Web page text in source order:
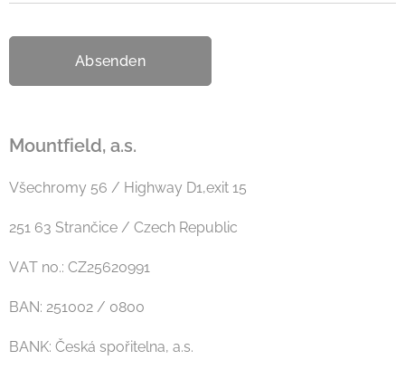
Absenden
Mountfield, a.s.
Všechromy 56 / Highway D1,exit 15
251 63 Strančice / Czech Republic
VAT no.: CZ25620991
BAN: 251002 / 0800
BANK: Česká spořitelna, a.s.